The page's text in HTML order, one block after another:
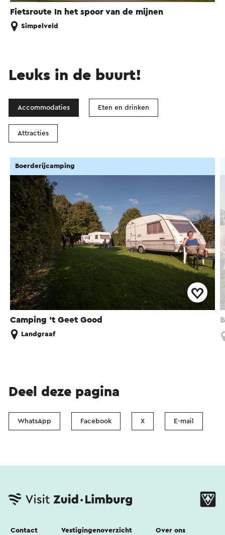
Fietsroute In het spoor van de mijnen
Simpelveld
Leuks in de buurt!
Accommodaties Eten en drinken
Attracties
Camping 't Geet Good
Boerderijcamping
Landgraaf
Deel deze pagina
WhatsApp Facebook X E-mail
Contact Vestigingenoverzicht Over ons